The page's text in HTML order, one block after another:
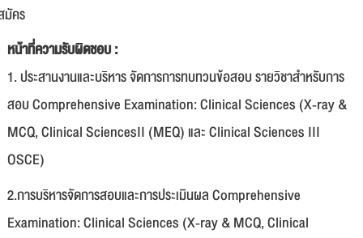
มัคร
หน้าที่ความรับผิดชอบ :
1. ประสานงานและบริหาร จัดการการทบทวนข้อสอบ รายวิชาสำหรับการ
สอบ Comprehensive Examination: Clinical Sciences (X-ray &
MCQ, Clinical SciencesII (MEQ) และ Clinical Sciences III
OSCE)
2.การบริหารจัดการสอบและการประเมินผล Comprehensive
Examination: Clinical Sciences (X-ray & MCQ, Clinical